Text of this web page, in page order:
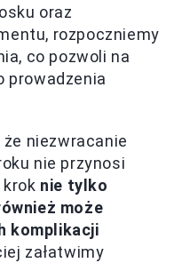
oraz
rozpoczniemy
co pozwoli na
prowadzenia
niezwracanie
nie przynosi
nie tylko
może
komplikacji
załatwimy